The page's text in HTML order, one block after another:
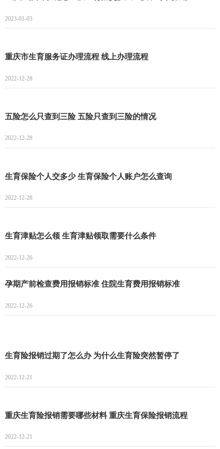
2023-01-03
重庆市生育服务证办理流程 线上办理流程
2022-12-28
五险怎么只查到三险 五险只查到三险的情况
2022-12-28
生育保险个人交多少 生育保险个人账户怎么查询
2022-12-28
生育津贴怎么领 生育津贴领取需要什么条件
2022-12-26
孕期产前检查费用报销标准 住院生育费用报销标准
2022-12-26
生育险报销过期了怎么办 为什么生育险突然暂停了
2022-12-21
重庆生育险报销需要哪些材料 重庆生育保险报销流程
2022-12-21